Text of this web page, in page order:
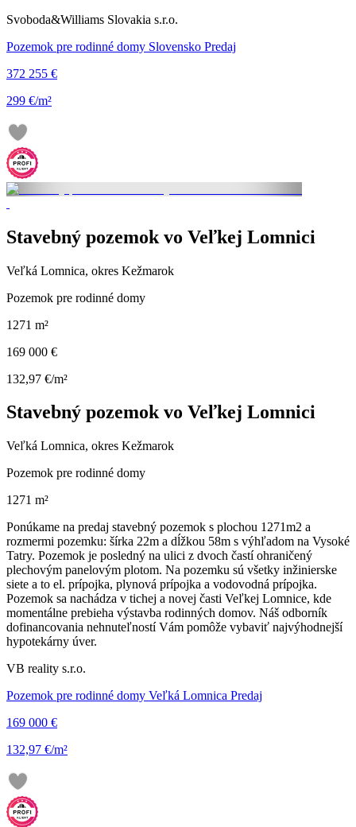
Svoboda&Williams Slovakia s.r.o.
Pozemok pre rodinné domy Slovensko Predaj
372 255 €
299 €/m²
Stavebný pozemok vo Veľkej Lomnici
Veľká Lomnica, okres Kežmarok
Pozemok pre rodinné domy
1271 m²
169 000 €
132,97 €/m²
Stavebný pozemok vo Veľkej Lomnici
Veľká Lomnica, okres Kežmarok
Pozemok pre rodinné domy
1271 m²
Ponúkame na predaj stavebný pozemok s plochou 1271m2 a
rozmermi pozemku: šírka 22m a dĺžkou 58m s výhľadom na Vysoké
Tatry. Pozemok je posledný na ulici z dvoch častí ohraničený
plechovým panelovým plotom. Na pozemku sú všetky inžinierske
siete a to el. prípojka, plynová prípojka a vodovodná prípojka.
Pozemok sa nachádza v tichej a novej časti Veľkej Lomnice, kde
momentálne prebieha výstavba rodinných domov. Náš odborník
dofinancovania nehnuteľností Vám pomôže vybaviť najvýhodnejší
hypotekárny úver.
VB reality s.r.o.
Pozemok pre rodinné domy Veľká Lomnica Predaj
169 000 €
132,97 €/m²